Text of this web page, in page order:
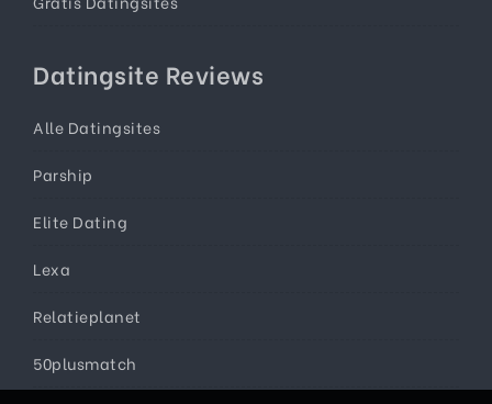
Datingsite Reviews
Alle Datingsites
Parship
Elite Dating
Lexa
Relatieplanet
50plusmatch